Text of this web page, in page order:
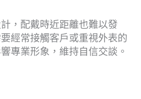
，配戴時近距離也難以發
經常接觸客戶或重視外表的
專業形象，維持自信交談。